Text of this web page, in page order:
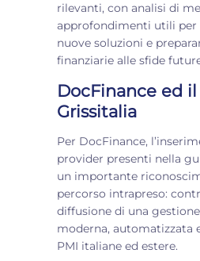
rilevanti, con analisi di
approfondimenti utili per
nuove soluzioni e
finanziarie alle sfide
DocFinance ed
Grissitalia
Per DocFinance,
provider presenti nella
un importante
percorso intrapreso:
diffusione di una
moderna, automatizzata
PMI italiane ed estere.